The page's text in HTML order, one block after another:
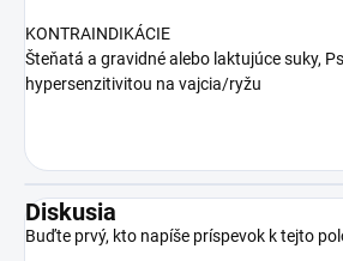
KONTRAINDIKÁCIE
Šteňatá a gravidné alebo laktujúce suky,
hypersenzitivitou na vajcia/ryžu
Diskusia
Buďte prvý, kto napíše príspevok k tejto